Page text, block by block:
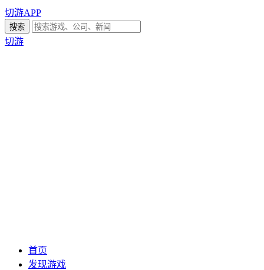
切游APP
切游
首页
发现游戏